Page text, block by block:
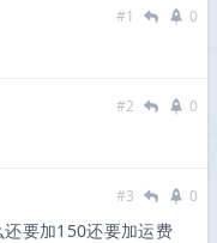
#1 0
#2 0
#3 0
要加150还要加运费